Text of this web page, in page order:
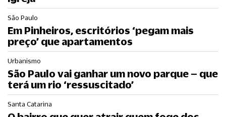
São Paulo
Em Pinheiros, escritórios ‘pegam mais
preço’ que apartamentos
Urbanismo
São Paulo vai ganhar um novo parque – que
terá um rio ‘ressuscitado’
Santa Catarina